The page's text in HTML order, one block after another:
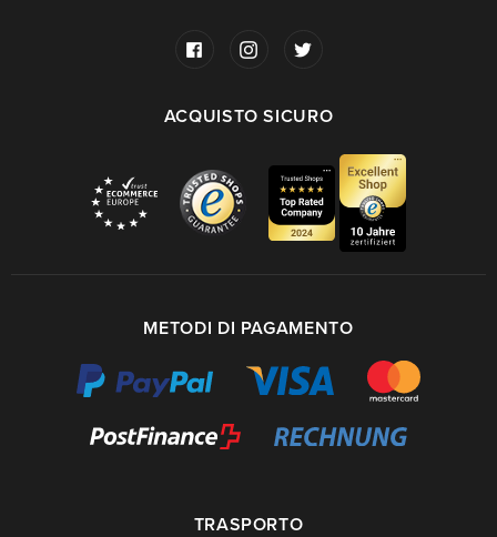
ACQUISTO SICURO
METODI DI PAGAMENTO
TRASPORTO